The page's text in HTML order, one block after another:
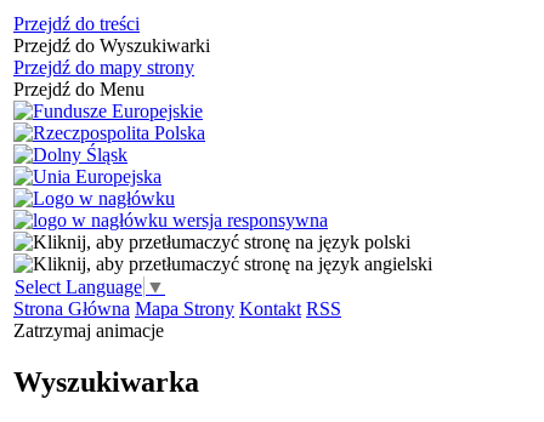
Przejdź do treści
Przejdź do Wyszukiwarki
Przejdź do mapy strony
Przejdź do Menu
Select Language ▼
Strona Główna Mapa Strony Kontakt RSS
Zatrzymaj animacje
Wyszukiwarka